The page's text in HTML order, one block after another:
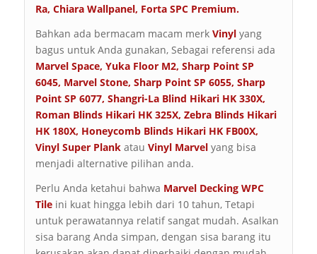
Ra, Chiara Wallpanel, Forta SPC Premium.
Bahkan ada bermacam macam merk Vinylyang
bagus untuk Anda gunakan, Sebagai referensi ada
Marvel Space, Yuka Floor M2, Sharp Point SP
6045, Marvel Stone, Sharp Point SP 6055, Sharp
Point SP 6077, Shangri-La Blind Hikari HK 330X,
Roman Blinds Hikari HK 325X, Zebra Blinds Hikari
HK 180X, Honeycomb Blinds Hikari HK FB00X,
Vinyl Super Plankatau Vinyl Marvel yang bisa
menjadi alternative pilihan anda.
Perlu Anda ketahui bahwa Marvel Decking WPC
Tile ini kuat hingga lebih dari 10 tahun, Tetapi
untuk perawatannya relatif sangat mudah. Asalkan
sisa barang Anda simpan, dengan sisa barang itu